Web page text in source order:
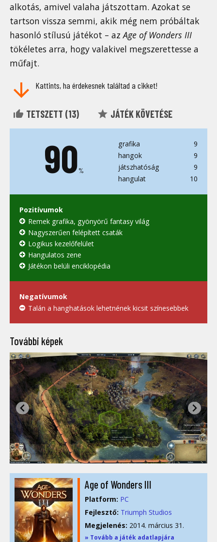
alkotás, amivel valaha játszottam. Azokat se
tartson vissza semmi, akik még nem próbáltak
hasonló stílusú játékot – azAge of Wonders III
tökéletes arra, hogy valakivel megszerettesse a
műfajt.
Kattints, ha érdekesnek találtad a cikket!
TETSZETT (13) JÁTÉK KÖVETÉSE
90%
grafika
9
hangok
9
játszhatóság
9
hangulat
10
Pozitívumok
Remek grafika, gyönyörű fantasy világ
Nagyszerűen felépített csaták
Logikus kezelőfelület
Hangulatos zene
Játékon belüli enciklopédia
Negatívumok
Talán a hanghatások lehetnének kicsit színesebbek
További képek
Age of Wonders III
Platform: PC
Fejlesztő: Triumph Studios
Megjelenés: 2014. március 31.
» Tovább a játék adatlapjára